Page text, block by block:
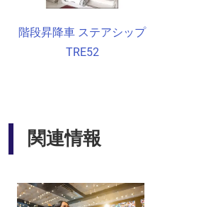
階段昇降車 ステアシップ
TRE52
関連情報